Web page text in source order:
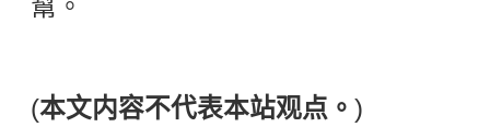
幫。
(本文内容不代表本站观点。 )